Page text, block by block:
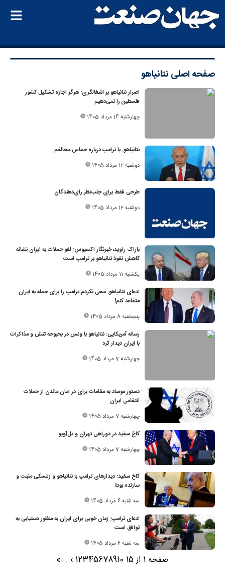
صفحه اصلی نتانیاهو
اصرار نتانیاهو بر اشغالگری: هرگز اجازه تشکیل کشور
فلسطین را نمی‌دهیم
چهارشنبه 14 مرداد 1405
نتانیاهو: با ترامپ درباره حماس مخالفم
دوشنبه 12 مرداد 1405
طرحی فقط برای جلب‌نظر رای‌دهندگان
دوشنبه 12 مرداد 1405
باراک راوید، خبرنگار اکسیوس: لغو حملات به ایران نشانه
کاهش نفوذ نتانیاهو بر ترامپ است
یکشنبه 11 مرداد 1405
ادعای نتانیاهو: سعی نکردم ترامپ را برای حمله به ایران
متقاعد کنم!
پنجشنبه 8 مرداد 1405
رسانه آمریکایی: نتانیاهو با ونس در بحبوحه تنش‌ و مذاکرات
با ایران دیدار کرد
چهارشنبه 7 مرداد 1405
دستور موساد به مقامات برای در امان ماندن از حملات
انتقامی ایران
چهارشنبه 7 مرداد 1405
کاخ سفید در دوراهی تهران و تل‌آویو
چهارشنبه 7 مرداد 1405
کاخ سفید: دیدارهای ترامپ با نتانیاهو و زلنسکی مثبت و
سازنده بود!
سه شنبه 6 مرداد 1405
ادعای ترامپ: زمان خوبی برای ایران به منظور دستیابی به
توافق است
سه شنبه 6 مرداد 1405
صفحه 1 از 15 12345678910
›
...
»